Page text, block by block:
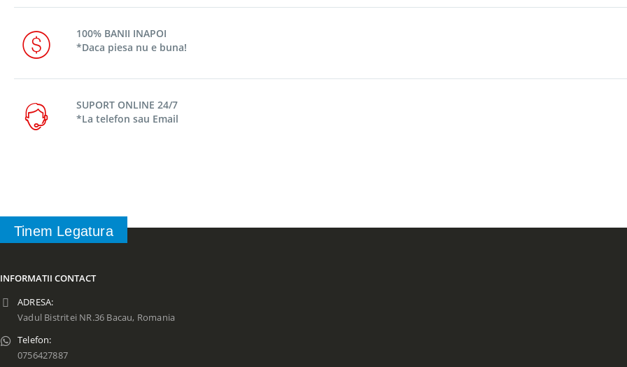
100% BANII INAPOI
*Daca piesa nu e buna!
SUPORT ONLINE 24/7
*La telefon sau Email
Tinem Legatura
INFORMATII CONTACT
ADRESA:
Vadul Bistritei NR.36 Bacau, Romania
Telefon:
0756427887